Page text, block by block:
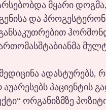
მყარი
და
ადასტურებს,
პაციენტის
ორგანიზმზე